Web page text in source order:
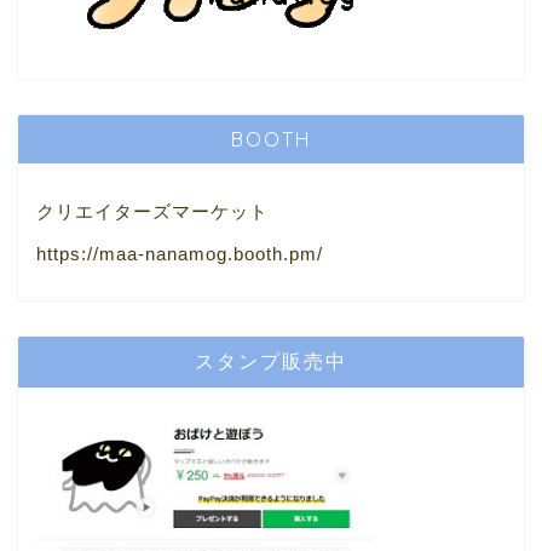
BOOTH
クリエイターズマーケット
https://maa-nanamog.booth.pm/
スタンプ販売中